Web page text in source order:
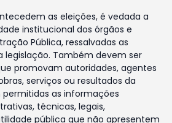
as eleições, é vedada a
institucional dos órgãos e
Pública, ressalvadas as
legislação. Também devem ser
promovam autoridades, agentes
serviços ou resultados da
as informações
técnicas, legais,
pública que não apresentem